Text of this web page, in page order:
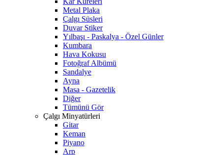
Metal Plaka
Çalgı Süsleri
Duvar Stiker
Yılbaşı - Paskalya - Özel Günler
Kumbara
Hava Kokusu
Fotoğraf Albümü
Sandalye
Ayna
Masa - Gazetelik
Diğer
Tümünü Gör
Çalgı Minyatürleri
Gitar
Keman
Piyano
Arp